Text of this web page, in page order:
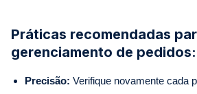
Práticas recomendadas
gerenciamento de pedidos:
Precisão: Verifique novamente cada